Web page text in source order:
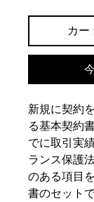
カー
新規に契約
る基本契約
でに取引実
ランス保護
のある項目
書のセット